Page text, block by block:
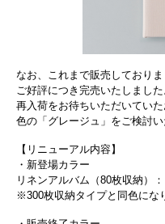
なお、これまで販売しており
ご好評につき完売いたしました
再入荷をお待ちいただいてい
色の「グレージュ」をご検討い
【リニューアル内容】
・新登場カラー
リネンアルバム（80枚収納）
※300枚収納タイプと同色にな